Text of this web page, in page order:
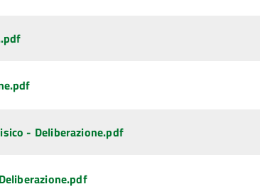
- Deliberazione.pdf